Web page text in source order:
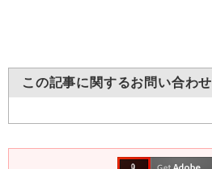
この記事に関するお問い合わせ